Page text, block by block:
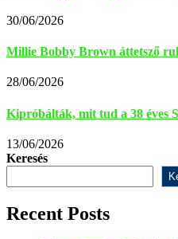
30/06/2026
Millie Bobby Brown áttetsző
28/06/2026
Kipróbálták, mit tud a 38 éves
13/06/2026
Keresés
Recent Posts